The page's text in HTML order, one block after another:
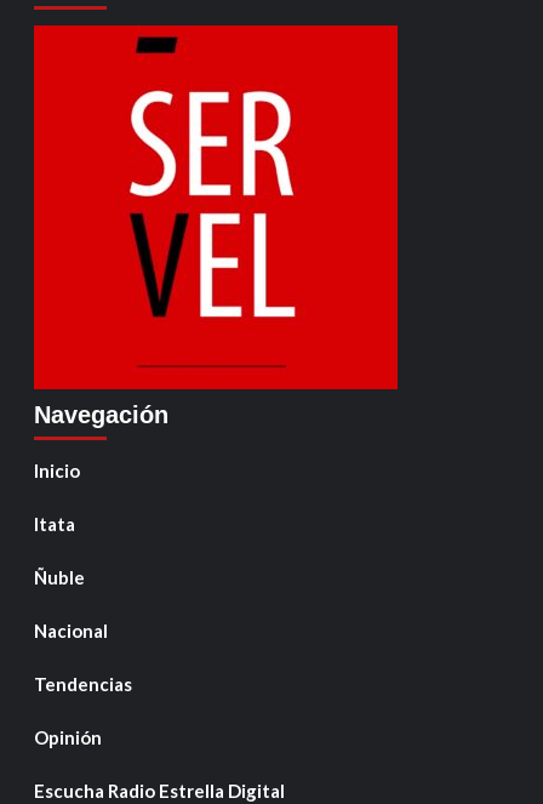
Navegación
Inicio
Itata
Ñuble
Nacional
Tendencias
Opinión
Escucha Radio Estrella Digital